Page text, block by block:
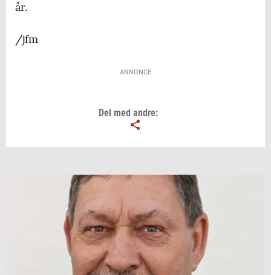
år.
/jfm
ANNONCE
Del med andre: